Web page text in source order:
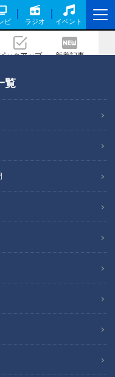
ビ ラジオ イベント
ックアップ 新着記事
覧
めたようです！
ジオを始めたようで
った名古屋にゆかりの武
武将隊（R）が、日本の
番組です。3月14日放送
足軽・十吾の3名が出演
出した「伊勢詣りの土産